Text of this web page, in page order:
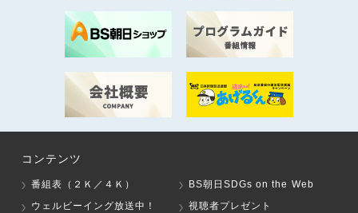
コンテンツ
番組表（２Ｋ／４Ｋ）
BS朝日SDGs on the Web
ウェルビーイング放送中！
視聴者プレゼント